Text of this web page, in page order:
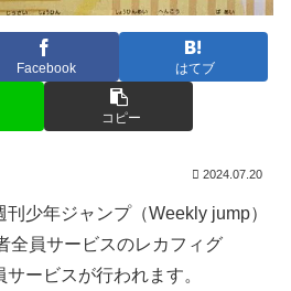
Facebook はてブ
コピー
2024.07.20
少年ジャンプ（Weekly jump）
全員サービスのレカフィグ
ービスが行われます。